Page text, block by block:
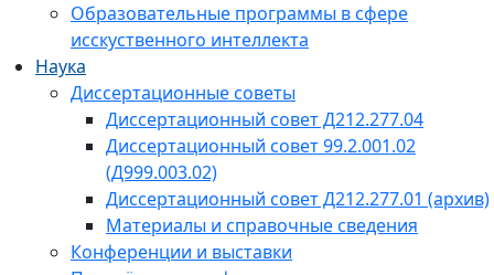
Образовательные программы в сфере
исскуственного интеллекта
Наука
Диссертационные советы
Диссертационный совет Д212.277.04
Диссертационный совет 99.2.001.02
(Д999.003.02)
Диссертационный совет Д212.277.01 (архив)
Материалы и справочные сведения
Конференции и выставки